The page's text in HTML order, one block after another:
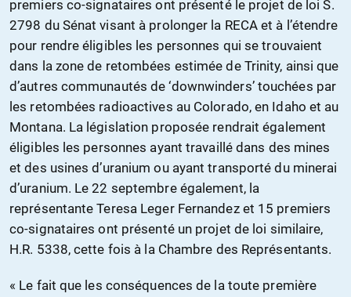
premiers co-signataires ont présenté le projet de loi S.
2798 du Sénat visant à prolonger la RECA et à l’étendre
pour rendre éligibles les personnes qui se trouvaient
dans la zone de retombées estimée de Trinity, ainsi que
d’autres communautés de ‘downwinders’ touchées par
les retombées radioactives au Colorado, en Idaho et au
Montana. La législation proposée rendrait également
éligibles les personnes ayant travaillé dans des mines
et des usines d’uranium ou ayant transporté du minerai
d’uranium. Le 22 septembre également, la
représentante Teresa Leger Fernandez et 15 premiers
co-signataires ont présenté un projet de loi similaire,
H.R. 5338, cette fois à la Chambre des Représentants.
« Le fait que les conséquences de la toute première